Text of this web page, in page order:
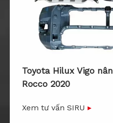
Toyota Hilux Vigo
Rocco 2020
Xem tư vấn SIRU ▸